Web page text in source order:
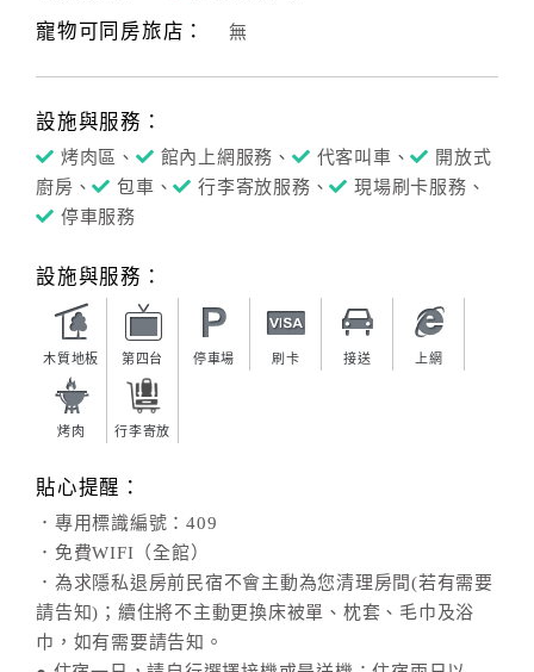
寵物可同房旅店： 無
設施與服務：
烤肉區、 館內上網服務、 代客叫車、
開放式
廚房、
包車、 行李寄放服務、
現場刷卡服務、
停車服務
設施與服務：
木質地板 第四台 停車場 刷卡 接送 上網
烤肉 行李寄放
貼心提醒：
．專用標識編號：409
．免費WIFI（全館）
．為求隱私退房前民宿不會主動為您清理房間(若有需要
請告知)；續住將不主動更換床被單、枕套、毛巾及浴
巾，如有需要請告知。